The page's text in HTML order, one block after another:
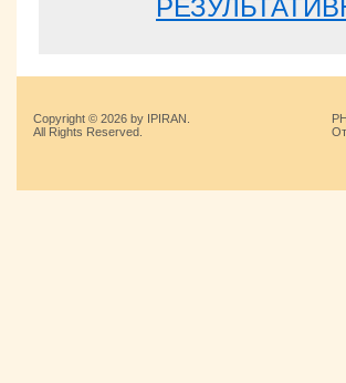
Copyright © 2026 by IPIRAN.
All Rights Reserved.